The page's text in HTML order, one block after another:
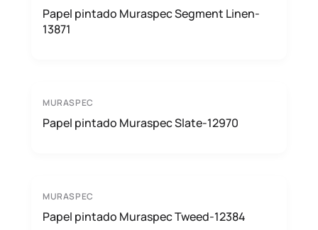
Papel pintado Muraspec Segment Linen-
13871
MURASPEC
Papel pintado Muraspec Slate-12970
MURASPEC
Papel pintado Muraspec Tweed-12384